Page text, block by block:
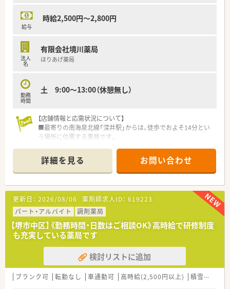
給与
時給2,500円～2,800円
法人
名
有限会社境川薬局
ほりあげ薬局
勤務
時間
土 9:00～13:00（休憩無し）
【店舗情報と応需状況について】
■最寄りの南海泉北線「深井駅」からは、徒歩でおよそ14分とい
う場所に位置する薬局です。
は80枚から100枚ほどです。
■薬剤師は常勤2名とパート1名が在籍しており、常時1名から2
名体制で業務にあたっています。
【法人特徴について】
■大阪市港区を中心に、地域に密着した調剤薬局を5店舗展開し
ている安定した法人です。
■代表が病院薬剤師出身という経緯から、懇意にしているドクタ
ーからの紹介で出店しています。
■無理な店舗展開はせず、スタッフの体制を整えながら質の高い
医療を提供することを目指します。
【やりがい/おすすめポイント】
■経営陣との距離が近く、現場の意見が反映されやすいため、薬
詳細を見る お問い合わせ
更新日： 2026/08/06 薬剤師求人ID： 619223
パート・アルバイト
調剤薬局
【堺市中区】《勤務時間・日数はご相談OK》高時給で研修制度
も充実している薬局です
検討リストに追加
ブランク可 転勤なし 車通勤可 高時給(2,500円以上) 積雪なし